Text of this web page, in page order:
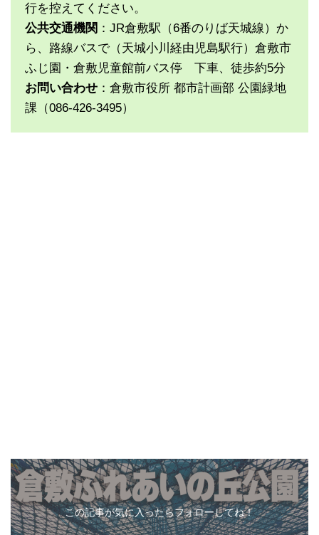
行を控えてください。
公共交通機関 ：JR倉敷駅（6番のりば天城線）か
ら、路線バスで（天城小川経由児島駅行）倉敷市
ふじ園・倉敷児童館前バス停 下車、徒歩約5分
お問い合わせ ：倉敷市役所 都市計画部 公園緑地
課（086-426-3495）
この記事が気に入ったらフォローしてね！